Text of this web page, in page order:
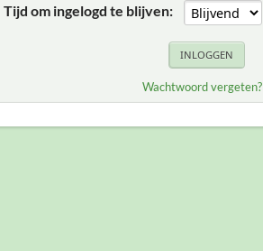
Tijd om ingelogd te blijven:
Wachtwoord vergeten?